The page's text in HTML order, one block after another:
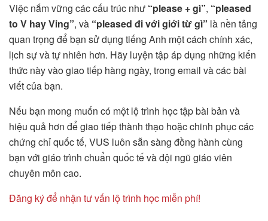
Việc nắm vững các cấu trúc như “please + gì”, “pleased
to V hay Ving”, và “pleased đi với giới từ gì” là nền tảng
quan trọng để bạn sử dụng tiếng Anh một cách chính xác,
lịch sự và tự nhiên hơn. Hãy luyện tập áp dụng những kiến
thức này vào giao tiếp hàng ngày, trong email và các bài
viết của bạn.
Nếu bạn mong muốn có một lộ trình học tập bài bản và
hiệu quả hơn để giao tiếp thành thạo hoặc chinh phục các
chứng chỉ quốc tế, VUS luôn sẵn sàng đồng hành cùng
bạn với giáo trình chuẩn quốc tế và đội ngũ giáo viên
chuyên môn cao.
Đăng ký để nhận tư vấn lộ trình học miễn phí!